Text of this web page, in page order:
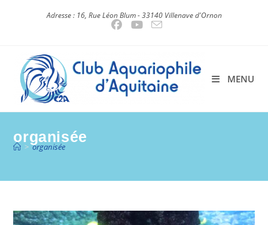
Adresse : 16, Rue Léon Blum - 33140 Villenave d'Ornon
MENU
organisée
> organisée